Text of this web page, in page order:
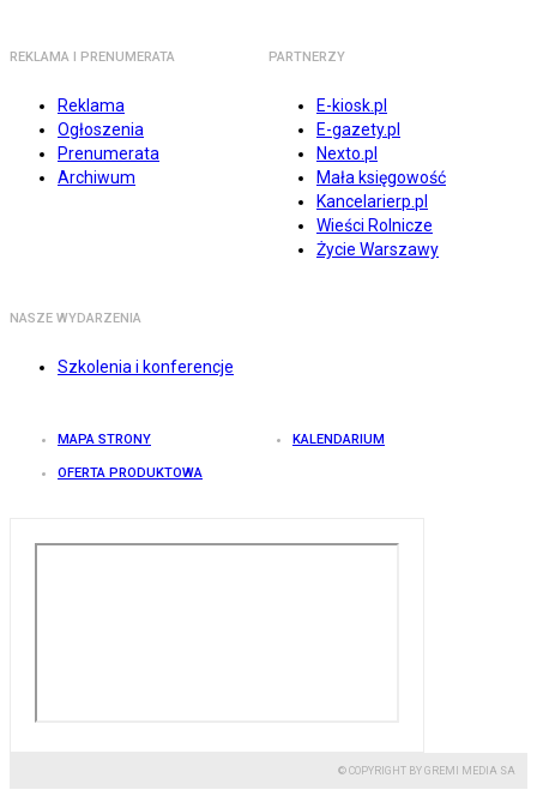
REKLAMA I PRENUMERATA
Reklama
Ogłoszenia
Prenumerata
Archiwum
PARTNERZY
E-kiosk.pl
E-gazety.pl
Nexto.pl
Mała księgowość
Kancelarierp.pl
Wieści Rolnicze
Życie Warszawy
NASZE WYDARZENIA
Szkolenia i konferencje
MAPA STRONY KALENDARIUM
OFERTA PRODUKTOWA
© COPYRIGHT BY GREMI MEDIA SA